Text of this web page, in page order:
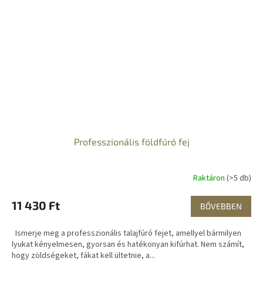
Professzionális földfúró fej
Raktáron (>5 db)
11 430 Ft BŐVEBBEN
Ismerje meg a professzionális talajfúró fejet, amellyel bármilyen
lyukat kényelmesen, gyorsan és hatékonyan kifúrhat. Nem számít,
hogy zöldségeket, fákat kell ültetnie, a...